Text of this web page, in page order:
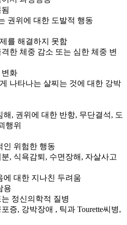
권위에 대한 도발적 행동
를 해결하지 못함
한 체중 감소 또는 심한 체중 변
변화
나타나는 살찌는 것에 대한 강박
, 권위에 대한 반항, 무단결석, 도
행위
인 위험한 행동
, 식욕감퇴, 수면장해, 자살사고
에 대한 지나친 두려움
용
정신의학적 질병
증, 강박장애 , 틱과 Tourette씨병,